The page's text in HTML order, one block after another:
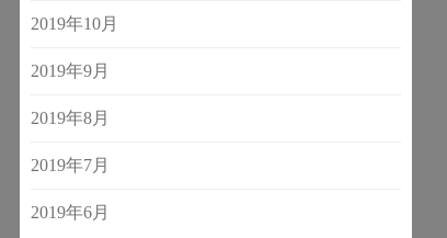
2019年10月
2019年9月
2019年8月
2019年7月
2019年6月